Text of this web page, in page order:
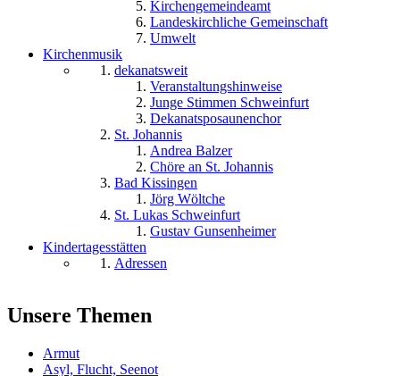
Kirchengemeindeamt
Landeskirchliche Gemeinschaft
Umwelt
Kirchenmusik
dekanatsweit
Veranstaltungshinweise
Junge Stimmen Schweinfurt
Dekanatsposaunenchor
St. Johannis
Andrea Balzer
Chöre an St. Johannis
Bad Kissingen
Jörg Wöltche
St. Lukas Schweinfurt
Gustav Gunsenheimer
Kindertagesstätten
Adressen
Unsere Themen
Armut
Asyl, Flucht, Seenot